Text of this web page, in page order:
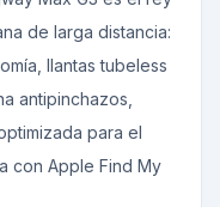
de larga distancia:
llantas tubeless
antipinchazos,
para el
con Apple Find My